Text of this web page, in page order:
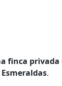
finca privada
Esmeraldas.